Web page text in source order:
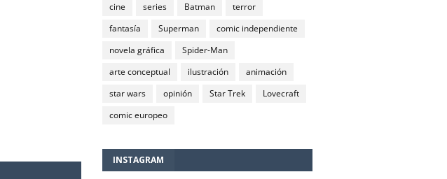
cine series Batman
terror
fantasía
Superman
comic independiente
novela gráfica
Spider-Man
arte conceptual
ilustración
animación
star wars
opinión Star Trek
Lovecraft
comic europeo
INSTAGRAM